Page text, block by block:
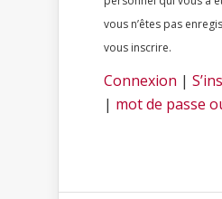
vous n’êtes pas
vous inscrire.
Connexion |
| mot de passe